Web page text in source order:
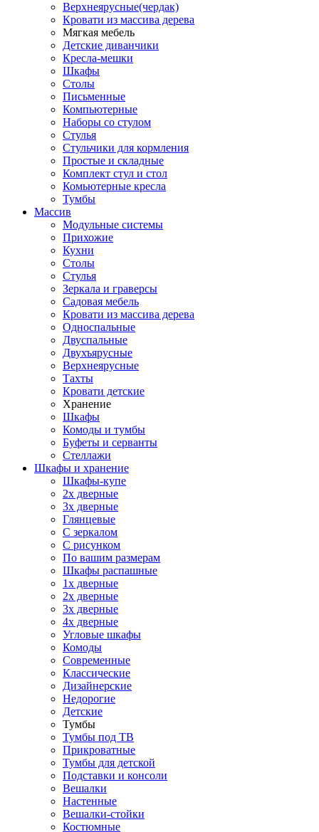
Верхнеярусные(чердак)
Кровати из массива дерева
Мягкая мебель
Детские диванчики
Кресла-мешки
Шкафы
Столы
Письменные
Компьютерные
Наборы со стулом
Стулья
Стульчики для кормления
Простые и складные
Комплект стул и стол
Комьютерные кресла
Тумбы
Массив
Модульные системы
Прихожие
Кухни
Столы
Стулья
Зеркала и граверсы
Садовая мебель
Кровати из массива дерева
Односпальные
Двуспальные
Двухъярусные
Верхнеярусные
Тахты
Кровати детские
Хранение
Шкафы
Комоды и тумбы
Буфеты и серванты
Стеллажи
Шкафы и хранение
Шкафы-купе
2х дверные
3х дверные
Глянцевые
С зеркалом
С рисунком
По вашим размерам
Шкафы распашные
1х дверные
2х дверные
3х дверные
4х дверные
Угловые шкафы
Комоды
Современные
Классические
Дизайнерские
Недорогие
Детские
Тумбы
Тумбы под ТВ
Прикроватные
Тумбы для детской
Подставки и консоли
Вешалки
Настенные
Вешалки-стойки
Костюмные